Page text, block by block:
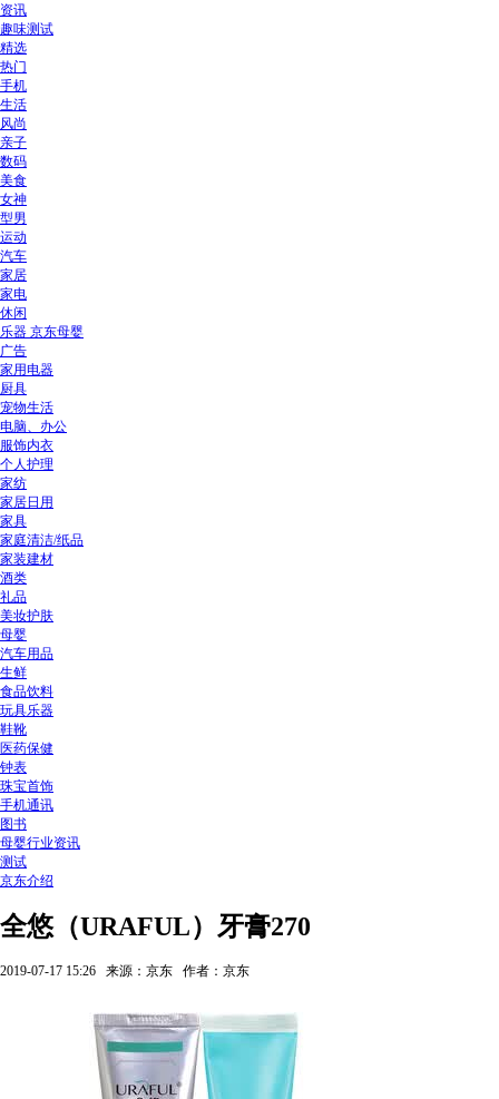
资讯
趣味测试
精选
热门
手机
生活
风尚
亲子
数码
美食
女神
型男
运动
汽车
家居
家电
休闲
乐器 京东母婴
广告
家用电器
厨具
宠物生活
电脑、办公
服饰内衣
个人护理
家纺
家居日用
家具
家庭清洁/纸品
家装建材
酒类
礼品
美妆护肤
母婴
汽车用品
生鲜
食品饮料
玩具乐器
鞋靴
医药保健
钟表
珠宝首饰
手机通讯
图书
母婴行业资讯
测试
京东介绍
全悠（URAFUL）牙膏270
2019-07-17 15:26 来源：京东 作者：京东